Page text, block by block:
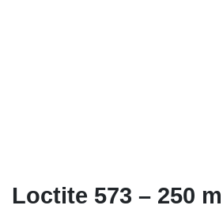
Loctite 573 – 250